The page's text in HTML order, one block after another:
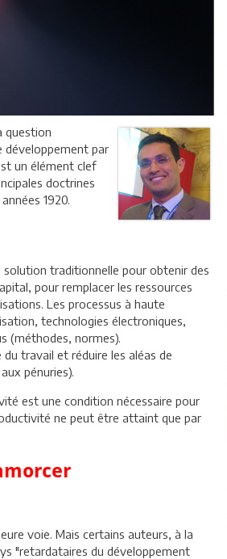
question
développement par
un élément clef
doctrines
1920.
solution traditionnelle pour obtenir des
pour remplacer les ressources
Les processus à haute
technologies électroniques,
(méthodes, normes).
travail et réduire les aléas de
pénuries).
est une condition nécessaire pour
ne peut être attaint que par
voie. Mais certains auteurs, à la
"retardataires du développement